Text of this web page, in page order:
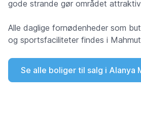
gode strande gør området
Alle daglige fornødenheder som
og sportsfaciliteter findes i
Se alle boliger til salg i Alanya